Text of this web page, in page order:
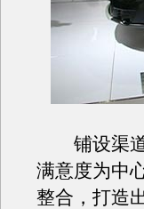
铺设渠道
满意度为中
整合，打造